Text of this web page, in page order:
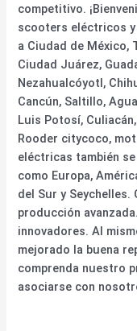
competitivo.
scooters eléctricos
a Ciudad de México,
Ciudad Juárez,
Nezahualcóyotl,
Cancún, Saltillo,
Luis Potosí,
Rooder citycoco,
eléctricas también
como Europa,
del Sur y
producción
innovadores. Al
mejorado la buena
comprenda nuestro
asociarse con